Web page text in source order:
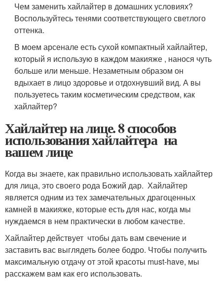
Чем заменить хайлайтер в домашних условиях?
Воспользуйтесь тенями соответствующего светлого
оттенка.
В моем арсенале есть сухой компактный хайлайтер,
который я использую в каждом макияже , нанося чуть
больше или меньше. Незаметным образом он
вдыхает в лицо здоровье и отдохнувший вид. А вы
пользуетесь таким косметическим средством, как
хайлайтер?
Хайлайтер на лице. 8 способов
использования хайлайтера на
вашем лице
Когда вы знаете, как правильно использовать хайлайтер
для лица, это своего рода Божий дар. Хайлайтер
является одним из тех замечательных драгоценных
камней в макияже, которые есть для нас, когда мы
нуждаемся в нем практически в любом качестве.
Хайлайтер действует чтобы дать вам свечение и
заставить вас выглядеть более бодро. Чтобы получить
максимальную отдачу от этой красоты must-have, мы
расскажем вам как его использовать.